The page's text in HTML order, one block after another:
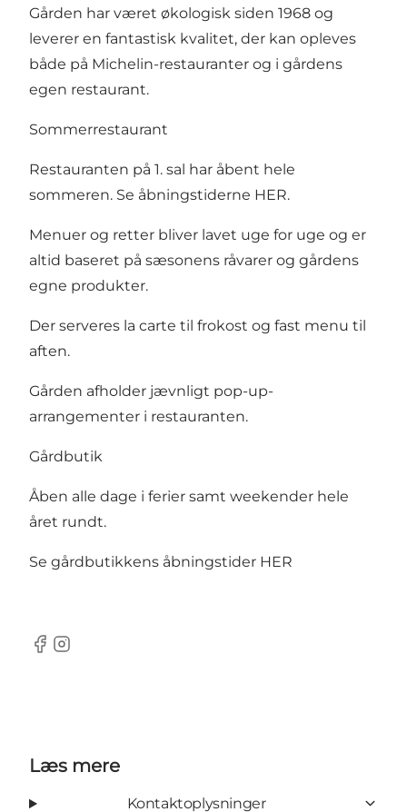
Gården har været økologisk siden 1968 og
leverer en fantastisk kvalitet, der kan opleves
både på Michelin-restauranter og i gårdens
egen restaurant.
Sommerrestaurant
Restauranten på 1. sal har åbent hele
sommeren. Se åbningstiderne HER.
Menuer og retter bliver lavet uge for uge og er
altid baseret på sæsonens råvarer og gårdens
egne produkter.
Der serveres la carte til frokost og fast menu til
aften.
Gården afholder jævnligt pop-up-
arrangementer i restauranten.
Gårdbutik
Åben alle dage i ferier samt weekender hele
året rundt.
Se gårdbutikkens åbningstider HER
Facebook
Instagram
Læs mere
Kontaktoplysninger